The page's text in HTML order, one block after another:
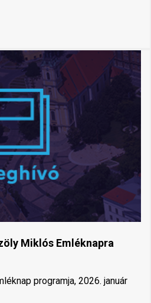
Miklós Emléknapra
programja, 2026. január